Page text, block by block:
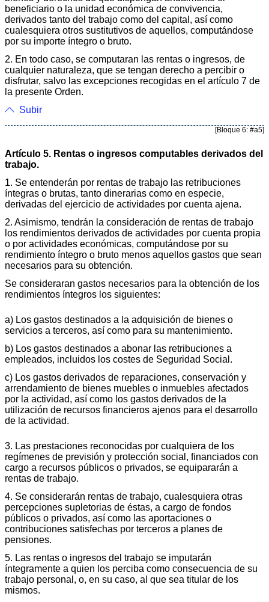
beneficiario o la unidad económica de convivencia,
derivados tanto del trabajo como del capital, así como
cualesquiera otros sustitutivos de aquellos, computándose
por su importe íntegro o bruto.
2. En todo caso, se computaran las rentas o ingresos, de
cualquier naturaleza, que se tengan derecho a percibir o
disfrutar, salvo las excepciones recogidas en el artículo 7 de
la presente Orden.
Subir
[Bloque 6: #a5]
Artículo 5. Rentas o ingresos computables derivados del
trabajo.
1. Se entenderán por rentas de trabajo las retribuciones
íntegras o brutas, tanto dinerarias como en especie,
derivadas del ejercicio de actividades por cuenta ajena.
2. Asimismo, tendrán la consideración de rentas de trabajo
los rendimientos derivados de actividades por cuenta propia
o por actividades económicas, computándose por su
rendimiento íntegro o bruto menos aquellos gastos que sean
necesarios para su obtención.
Se consideraran gastos necesarios para la obtención de los
rendimientos íntegros los siguientes:
a) Los gastos destinados a la adquisición de bienes o
servicios a terceros, así como para su mantenimiento.
b) Los gastos destinados a abonar las retribuciones a
empleados, incluidos los costes de Seguridad Social.
c) Los gastos derivados de reparaciones, conservación y
arrendamiento de bienes muebles o inmuebles afectados
por la actividad, así como los gastos derivados de la
utilización de recursos financieros ajenos para el desarrollo
de la actividad.
3. Las prestaciones reconocidas por cualquiera de los
regímenes de previsión y protección social, financiados con
cargo a recursos públicos o privados, se equipararán a
rentas de trabajo.
4. Se considerarán rentas de trabajo, cualesquiera otras
percepciones supletorias de éstas, a cargo de fondos
públicos o privados, así como las aportaciones o
contribuciones satisfechas por terceros a planes de
pensiones.
5. Las rentas o ingresos del trabajo se imputarán
íntegramente a quien los perciba como consecuencia de su
trabajo personal, o, en su caso, al que sea titular de los
mismos.